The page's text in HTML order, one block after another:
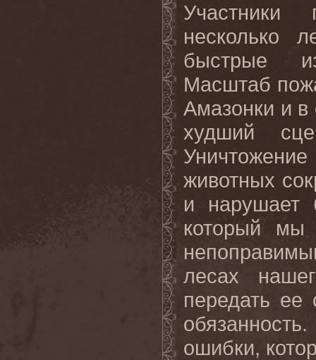
Участники
несколько
быстрые
Масштаб
Амазонки и в
худший
Уничтожение
животных
и нарушает
который мы
лесах
передать
ошибки,